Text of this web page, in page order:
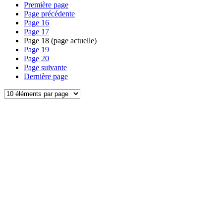
Première page
Page précédente
Page 16
Page 17
Page 18 (page actuelle)
Page 19
Page 20
Page suivante
Dernière page